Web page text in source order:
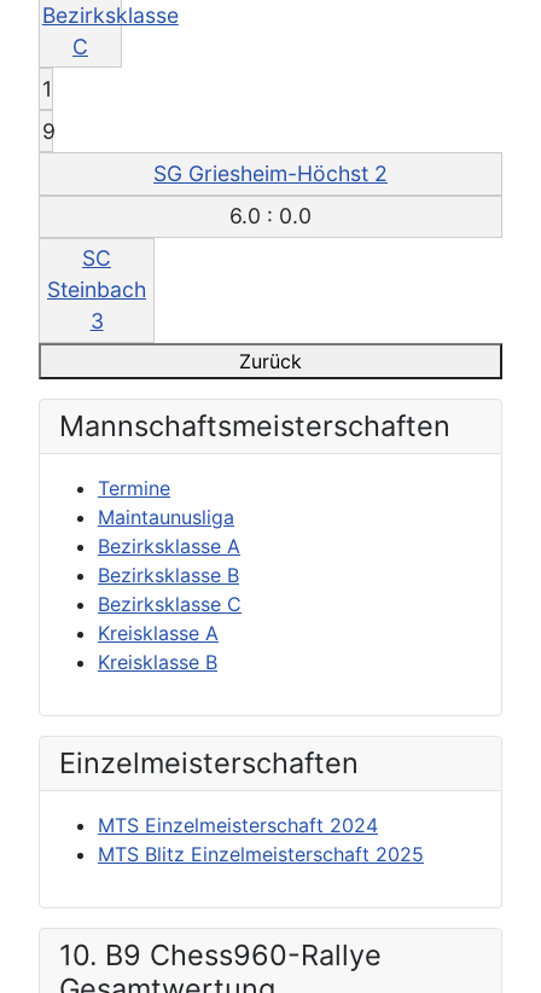
Mannschafts­meisterschaften
Termine
Maintaunusliga
Bezirksklasse A
Bezirksklasse B
Bezirksklasse C
Kreisklasse A
Kreisklasse B
Einzel­meisterschaften
MTS Einzelmeisterschaft 2024
MTS Blitz Einzelmeisterschaft 2025
10. B9 Chess960-Rallye
Bezirksklasse
C
1
9
SG Griesheim-Höchst 2
6.0 : 0.0
SC
Steinbach
3
Zurück